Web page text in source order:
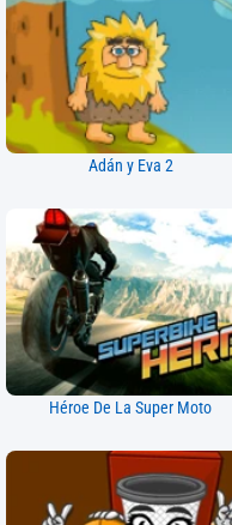
Adán y Eva 2
Héroe De La Super Moto